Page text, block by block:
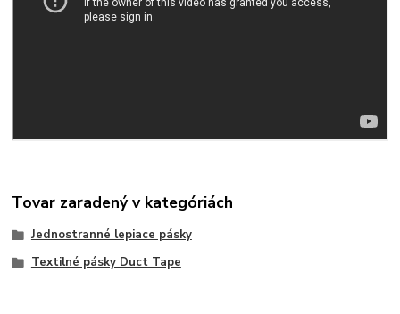
Tovar zaradený v kategóriách
Jednostranné lepiace pásky
Textilné pásky Duct Tape